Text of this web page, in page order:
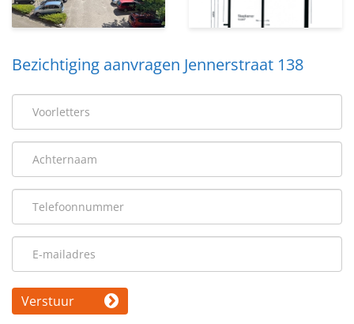
Kortom: Een ideaal appartement voor starters of
comfortabele woonomgeving in Hoogeveen.
Bezichtiging aanvragen Jennerstraat 138
Verstuur